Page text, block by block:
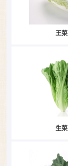
王菜
生菜